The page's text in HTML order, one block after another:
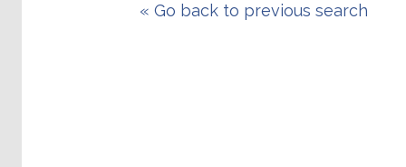
«Go back to previous search